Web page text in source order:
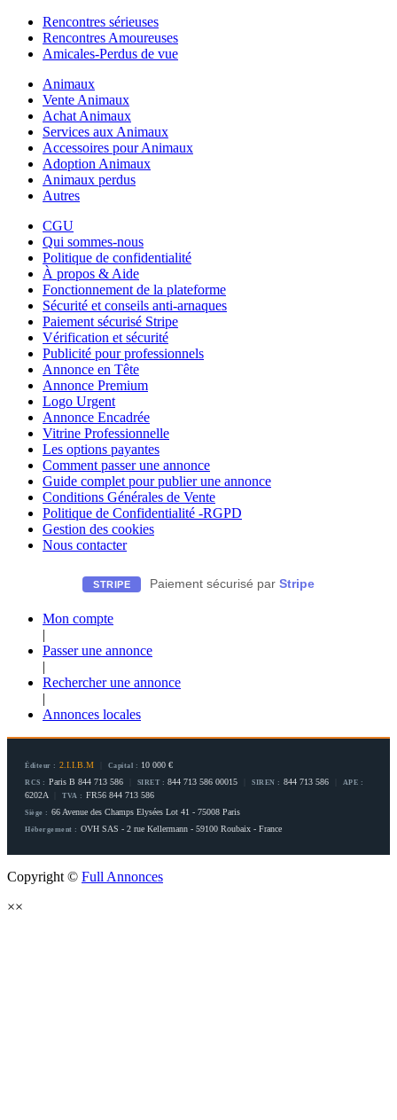
Rencontres sérieuses
Rencontres Amoureuses
Amicales-Perdus de vue
Animaux
Vente Animaux
Achat Animaux
Services aux Animaux
Accessoires pour Animaux
Adoption Animaux
Animaux perdus
Autres
CGU
Qui sommes-nous
Politique de confidentialité
À propos & Aide
Fonctionnement de la plateforme
Sécurité et conseils anti-arnaques
Paiement sécurisé Stripe
Vérification et sécurité
Publicité pour professionnels
Annonce en Tête
Annonce Premium
Logo Urgent
Annonce Encadrée
Vitrine Professionnelle
Les options payantes
Comment passer une annonce
Guide complet pour publier une annonce
Conditions Générales de Vente
Politique de Confidentialité -RGPD
Gestion des cookies
Nous contacter
STRIPE Paiement sécurisé par Stripe
Mon compte
|
Passer une annonce
|
Rechercher une annonce
|
Annonces locales
Éditeur : 2.I.I.B.M Capital : 10 000 €
RCS : Paris B 844 713 586 SIRET : 844 713 586 00015 SIREN : 844 713 586 APE :
6202A TVA : FR56 844 713 586
Siège : 66 Avenue des Champs Elysées Lot 41 - 75008 Paris
Hébergement : OVH SAS - 2 rue Kellermann - 59100 Roubaix - France
Copyright © Full Annonces
××